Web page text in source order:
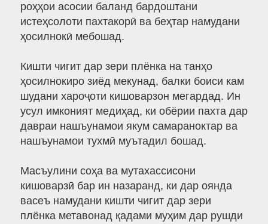
роҳҳои асосии баланд бардоштани
истеҳсолоти пахтакорӣ ва беҳтар намудани
ҳосилнокӣ мебошад.
Кишти чигит дар зери плёнка на танҳо
ҳосилнокиро зиёд мекунад, балки боиси кам
шудани хароҷоти кишоварзон мегардад. Ин
усул имконият медиҳад, ки обёрии пахта дар
давраи нашъунамои якум самараноктар ва
нашъунамои тухмӣ муътадил бошад.
Масъулини соҳа ва мутахассисони
кишоварзӣ бар ин назаранд, ки дар оянда
васеъ намудани кишти чигит дар зери
плёнка метавонад қадами муҳим дар рушди